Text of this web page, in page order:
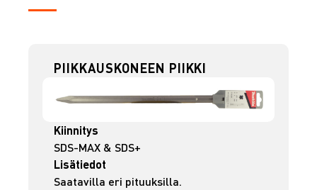
PIIKKAUSKONEEN PIIKKI
Kiinnitys
SDS-MAX & SDS+
Lisätiedot
Saatavilla eri pituuksilla.